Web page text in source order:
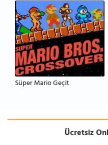
Süper Mario Geçit
Ücretsiz